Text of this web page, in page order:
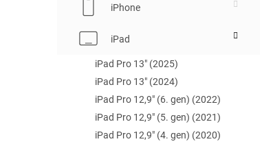
iPhone
iPad
iPad Pro 13" (2025)
iPad Pro 13" (2024)
iPad Pro 12,9" (6. gen) (2022)
iPad Pro 12,9" (5. gen) (2021)
iPad Pro 12,9" (4. gen) (2020)